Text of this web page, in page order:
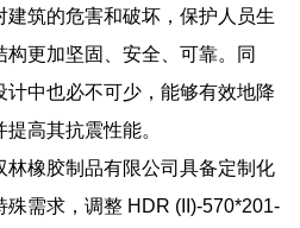
筑的危害和破坏，保护人员生
更加坚固、安全、可靠。同
中也必不可少，能够有效地降
高其抗震性能。
林橡胶制品有限公司具备定制化
需求，调整 HDR (II)-570*201-